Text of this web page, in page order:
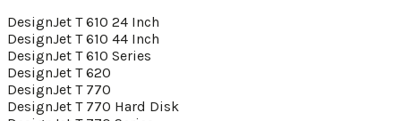
DesignJet T 610 24 Inch
DesignJet T 610 44 Inch
DesignJet T 610 Series
DesignJet T 620
DesignJet T 770
DesignJet T 770 Hard Disk